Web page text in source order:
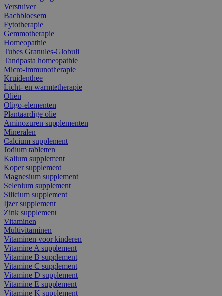
Verstuiver
Bachbloesem
Fytotherapie
Gemmotherapie
Homeopathie
Tubes Granules-Globuli
Tandpasta homeopathie
Micro-immunotherapie
Kruidenthee
Licht- en warmtetherapie
Oliën
Oligo-elementen
Plantaardige olie
Aminozuren supplementen
Mineralen
Calcium supplement
Jodium tabletten
Kalium supplement
Koper supplement
Magnesium supplement
Selenium supplement
Silicium supplement
Ijzer supplement
Zink supplement
Vitaminen
Multivitaminen
Vitaminen voor kinderen
Vitamine A supplement
Vitamine B supplement
Vitamine C supplement
Vitamine D supplement
Vitamine E supplement
Vitamine K supplement